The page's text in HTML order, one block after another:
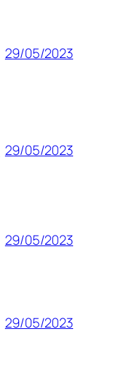
29/05/2023
29/05/2023
29/05/2023
29/05/2023